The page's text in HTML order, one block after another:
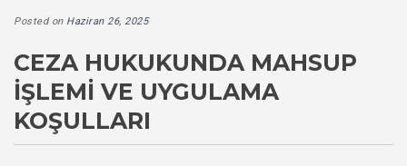
Posted on Haziran 26, 2025
CEZA HUKUKUNDA MAHSUP
İŞLEMI VE UYGULAMA
KOŞULLARI